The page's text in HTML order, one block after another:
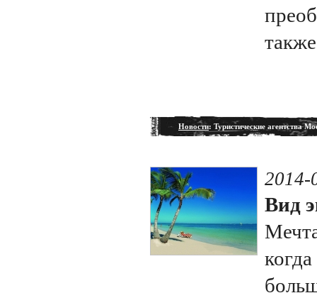
Новости: Туристические агентства
2014-
Вид